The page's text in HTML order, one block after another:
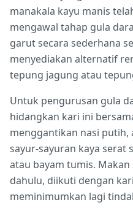
manakala kayu manis
mengawal tahap gula
garut secara sederhana
menyediakan alternatif
tepung jagung atau
Untuk pengurusan gula
hidangkan kari ini
menggantikan nasi putih,
sayur-sayuran kaya
atau bayam tumis.
dahulu, diikuti dengan
meminimumkan lagi